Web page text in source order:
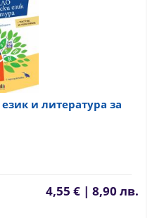
и литература за
4,55 € | 8,90 лв.